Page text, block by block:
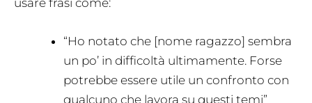
usare frasi come:
“Ho notato che [nome ragazzo] sembra
un po’ in difficoltà ultimamente. Forse
potrebbe essere utile un confronto con
qualcuno che lavora su questi temi”